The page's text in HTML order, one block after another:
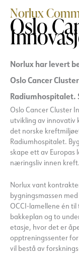
Norlux
Oslo
Norlux har levert
Oslo Cancer
Radiumhospitalet.
Oslo Cancer Cluster
utvikling av innovativ
det norske
Radiumhospitalet.
skape ett av
næringsliv innen kreft.
Norlux vant
bygningsmassen
OCCI-lamellene én
bakkeplan og to
etasje, hvor det er
opptreningssenter
vil bestå av